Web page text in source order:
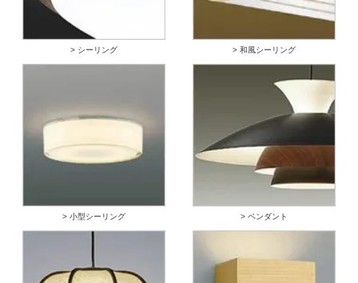
> シーリング > 和風シーリング
> 小型シーリング > ペンダント